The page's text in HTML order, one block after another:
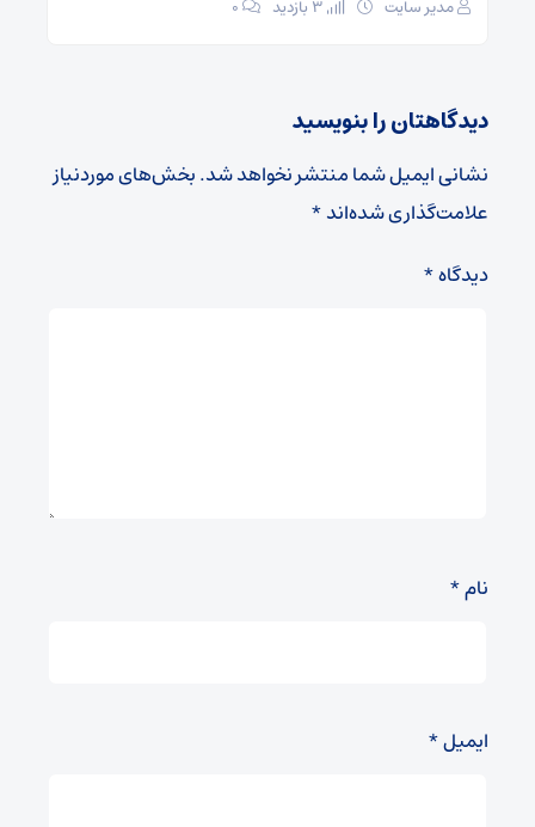
مدیر سایت ۰
دیدگاهتان را بنویسید
نشانی ایمیل شما منتشر نخواهد شد.بخش‌های موردنیاز
علامت‌گذاری شده‌اند*
دیدگاه*
نام*
ایمیل*